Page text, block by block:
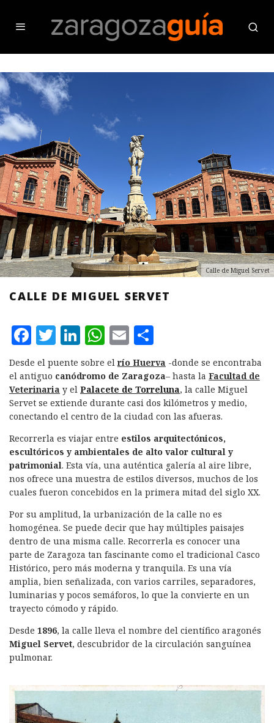
Calle de Miguel Servet
CALLE DE MIGUEL SERVET
F
a
c
e
b
o
o
k
T
w
it
te
r
L
i
n
k
e
d
I
n
W
h
at
s
A
p
p
E
m
ai
l
o
m
p
a
rt
ir
Desde el puente sobre el río Huerva -donde se encontraba
el antiguo canódromo de Zaragoza– hasta la Facultad de
Veterinaria y el Palacete de Torreluna, la calle Miguel
Servet se extiende durante casi dos kilómetros y medio,
conectando el centro de la ciudad con las afueras.
Recorrerla es viajar entre estilos arquitectónicos,
escultóricos y ambientales de alto valor cultural y
patrimonial. Esta vía, una auténtica galería al aire libre,
nos ofrece una muestra de estilos diversos, muchos de los
cuales fueron concebidos en la primera mitad del siglo XX.
Por su amplitud, la urbanización de la calle no es
homogénea. Se puede decir que hay múltiples paisajes
dentro de una misma calle. Recorrerla es conocer una
parte de Zaragoza tan fascinante como el tradicional Casco
Histórico, pero más moderna y tranquila. Es una vía
amplia, bien señalizada, con varios carriles, separadores,
luminarias y pocos semáforos, lo que la convierte en un
trayecto cómodo y rápido.
Desde 1896, la calle lleva el nombre del científico aragonés
Miguel Servet, descubridor de la circulación sanguínea
pulmonar.